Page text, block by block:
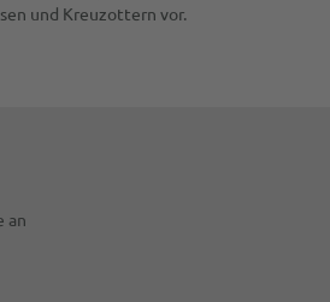
und Kreuzottern vor.
an